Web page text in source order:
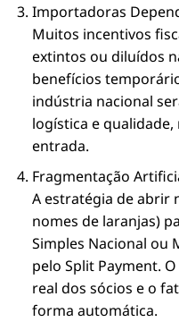
Importadoras
Muitos incentivos
extintos ou diluídos
benefícios
indústria nacional
logística e qualidade,
entrada.
Fragmentação
A estratégia de abrir
nomes de laranjas)
Simples Nacional ou
pelo Split Payment.
real dos sócios e o
forma automática.